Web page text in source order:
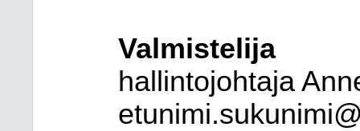
Valmistelija
hallintojohtaja